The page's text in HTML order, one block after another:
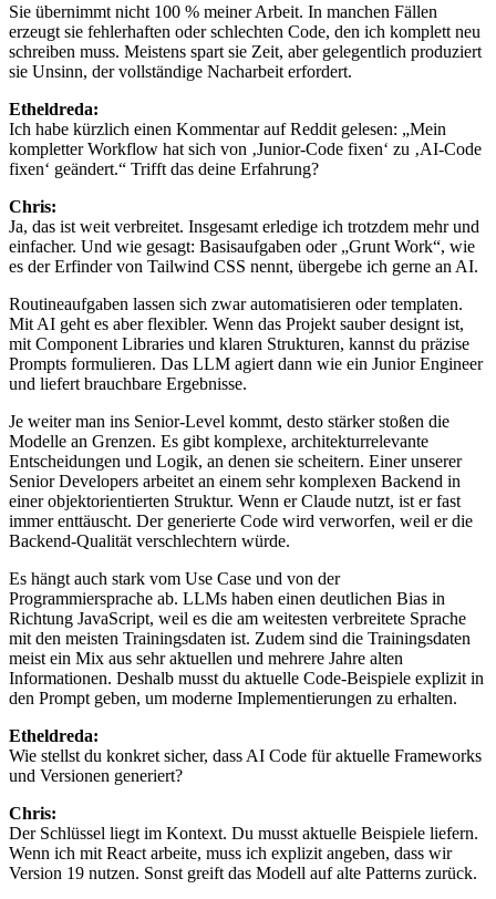
Sie übernimmt nicht 100 % meiner Arbeit. In manchen Fällen
erzeugt sie fehlerhaften oder schlechten Code, den ich komplett neu
schreiben muss. Meistens spart sie Zeit, aber gelegentlich produziert
sie Unsinn, der vollständige Nacharbeit erfordert.
Etheldreda:
Ich habe kürzlich einen Kommentar auf Reddit gelesen: „Mein
kompletter Workflow hat sich von ‚Junior-Code fixen‘ zu ‚AI-Code
fixen‘ geändert.“ Trifft das deine Erfahrung?
Chris:
Ja, das ist weit verbreitet. Insgesamt erledige ich trotzdem mehr und
einfacher. Und wie gesagt: Basisaufgaben oder „Grunt Work“, wie
es der Erfinder von Tailwind CSS nennt, übergebe ich gerne an AI.
Routineaufgaben lassen sich zwar automatisieren oder templaten.
Mit AI geht es aber flexibler. Wenn das Projekt sauber designt ist,
mit Component Libraries und klaren Strukturen, kannst du präzise
Prompts formulieren. Das LLM agiert dann wie ein Junior Engineer
und liefert brauchbare Ergebnisse.
Je weiter man ins Senior-Level kommt, desto stärker stoßen die
Modelle an Grenzen. Es gibt komplexe, architekturrelevante
Entscheidungen und Logik, an denen sie scheitern. Einer unserer
Senior Developers arbeitet an einem sehr komplexen Backend in
einer objektorientierten Struktur. Wenn er Claude nutzt, ist er fast
immer enttäuscht. Der generierte Code wird verworfen, weil er die
Backend-Qualität verschlechtern würde.
Es hängt auch stark vom Use Case und von der
Programmiersprache ab. LLMs haben einen deutlichen Bias in
Richtung JavaScript, weil es die am weitesten verbreitete Sprache
mit den meisten Trainingsdaten ist. Zudem sind die Trainingsdaten
meist ein Mix aus sehr aktuellen und mehrere Jahre alten
Informationen. Deshalb musst du aktuelle Code-Beispiele explizit in
den Prompt geben, um moderne Implementierungen zu erhalten.
Etheldreda:
Wie stellst du konkret sicher, dass AI Code für aktuelle Frameworks
und Versionen generiert?
Chris:
Der Schlüssel liegt im Kontext. Du musst aktuelle Beispiele liefern.
Wenn ich mit React arbeite, muss ich explizit angeben, dass wir
Version 19 nutzen. Sonst greift das Modell auf alte Patterns zurück.